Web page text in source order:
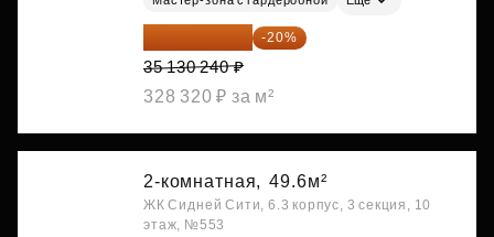
28 104 192 ₽ -20%
35 130 240 ₽
328 320 ₽ за м²
2-комнатная, 49.6м²
ЖК Сидней Сити, 6.3 корпус, 3 секция, 10
этаж, №553